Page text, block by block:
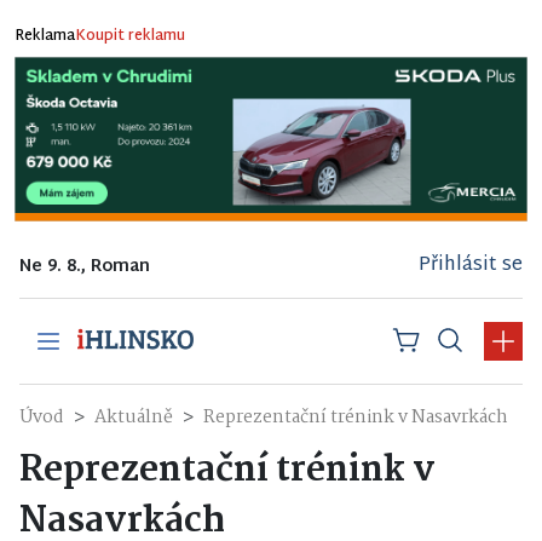
ReklamaKoupit reklamu
Ne 9. 8., Roman Přihlásit se
Úvod Aktuálně Reprezentační trénink v Nasavrkách
Reprezentační trénink v
Nasavrkách